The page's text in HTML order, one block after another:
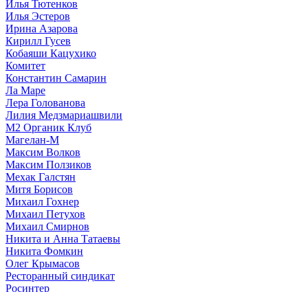
Илья Тютенков
Илья Эстеров
Ирина Азарова
Кирилл Гусев
Кобаяши Кацухико
Комитет
Константин Самарин
Ла Маре
Лера Голованова
Лилия Медзмариашвили
М2 Органик Клуб
Магелан-М
Максим Волков
Максим Ползиков
Мехак Галстян
Митя Борисов
Михаил Гохнер
Михаил Петухов
Михаил Смирнов
Никита и Анна Татаевы
Никита Фомкин
Олег Крымасов
Ресторанный синдикат
Росинтер